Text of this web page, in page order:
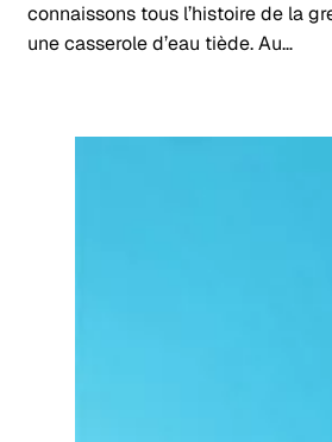
connaissons tous l’histoire de la
une casserole d’eau tiède. Au…